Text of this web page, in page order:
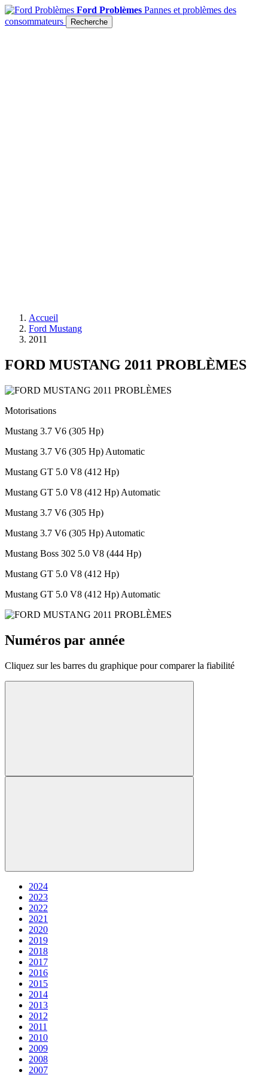
Ford Problèmes Pannes et problèmes des
consommateurs
Recherche
Accueil
Ford Mustang
2011
FORD MUSTANG 2011 PROBLÈMES
Motorisations
Mustang 3.7 V6 (305 Hp)
Mustang 3.7 V6 (305 Hp) Automatic
Mustang GT 5.0 V8 (412 Hp)
Mustang GT 5.0 V8 (412 Hp) Automatic
Mustang 3.7 V6 (305 Hp)
Mustang 3.7 V6 (305 Hp) Automatic
Mustang Boss 302 5.0 V8 (444 Hp)
Mustang GT 5.0 V8 (412 Hp)
Mustang GT 5.0 V8 (412 Hp) Automatic
Numéros par année
Cliquez sur les barres du graphique pour comparer la fiabilité
2024
2023
2022
2021
2020
2019
2018
2017
2016
2015
2014
2013
2012
2011
2010
2009
2008
2007